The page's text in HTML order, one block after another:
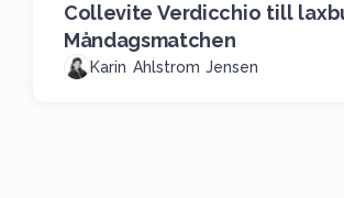
Collevite Verdicchio till
Måndagsmatchen
Karin Ahlstrom Jensen